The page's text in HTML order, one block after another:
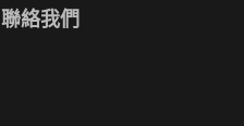
聯絡我們